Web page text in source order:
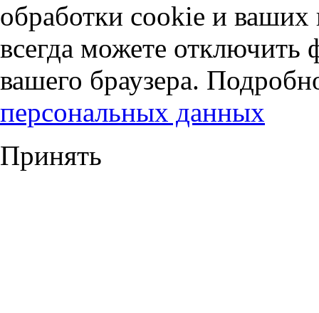
обработки cookie и
всегда можете отключить
вашего браузера.
персональных данных
Принять